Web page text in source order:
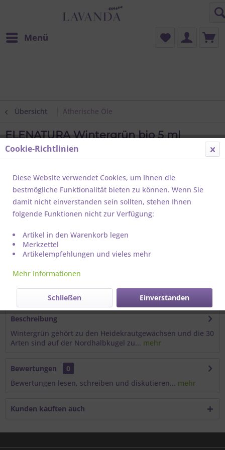
Menü
Übersicht Ätherische Öle
ELENATURA Wintergrün bio 5 ml
Beschreibung
Wintergrün gehört zu den Heidekrautgewächsen und die 30
Arten sind auf der Nordhalbkugel zu... mehr
Bewertungen
0
Bewertungen lesen, schreiben und diskutieren... mehr
Kunden kauften auch
Cookie-Richtlinien
Diese Website verwendet Cookies, um Ihnen die
bestmögliche Funktionalität bieten zu können. Wenn Sie
damit nicht einverstanden sein sollten, stehen Ihnen
folgende Funktionen nicht zur Verfügung:
Artikel in den Warenkorb legen
Merkzettel
Artikelempfehlungen und vieles mehr
Mehr Informationen
Einverstanden
Schließen